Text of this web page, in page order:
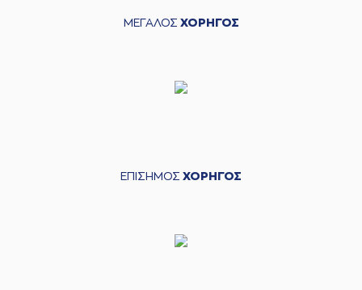
ΜΕΓΑΛΟΣ ΧΟΡΗΓΟΣ
ΕΠΙΣΗΜΟΣ ΧΟΡΗΓΟΣ